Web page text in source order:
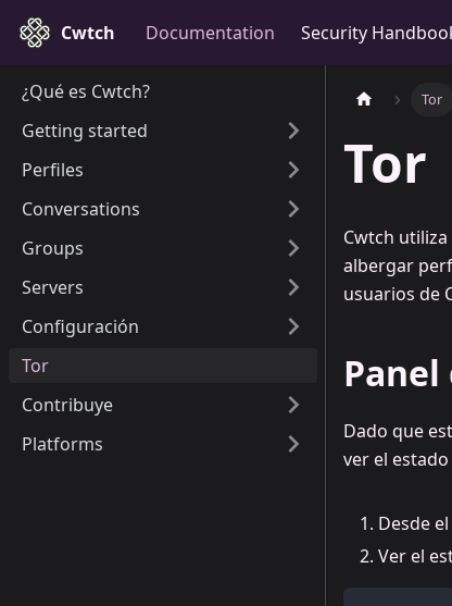
Cwtch Documentation Security
¿Qué es Cwtch?
Getting started
Perfiles
Conversations
Groups
Servers
Configuración
Tor
Contribuye
Platforms
Tor
Tor
Cwtch utiliza
albergar
usuarios de
Panel
Dado que
ver el
Desde
Ver el